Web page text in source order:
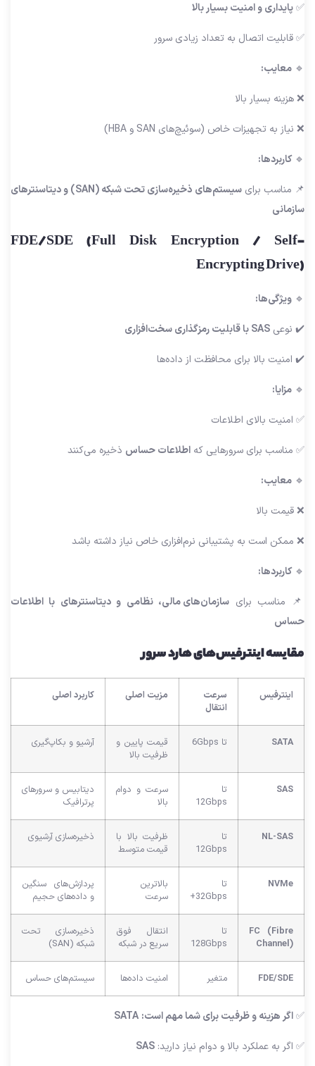
✅پایداری و امنیت بسیار بالا
✅ قابلیت اتصال به تعداد زیادی سرور
🔹 معایب:
❌ هزینه بسیار بالا
❌ نیاز به تجهیزات خاص (سوئیچ‌های SAN و HBA)
🔹 کاربردها:
📌 مناسب برای
سیستم‌های ذخیره‌سازی تحت شبکه (SAN) و دیتاسنترهای
سازمانی
FDE/SDE (Full Disk Encryption / Self-
Encrypting Drive)
🔹 ویژگی‌ها:
✔️ نوعی SAS با قابلیت رمزگذاری سخت‌افزاری
✔️ امنیت بالا برای محافظت از داده‌ها
🔹 مزایا:
✅ امنیت بالای اطلاعات
✅ مناسب برای سرورهایی که اطلاعات حساسذخیره می‌کنند
🔹 معایب:
❌ قیمت بالا
❌ ممکن است به پشتیبانی نرم‌افزاری خاص نیاز داشته باشد
🔹 کاربردها:
📌 مناسب برای سازمان‌های مالی، نظامی و دیتاسنترهای با اطلاعات
حساس
مقایسه اینترفیس‌های هارد سرور
اینترفیس
سرعت
انتقال
مزیت اصلی کاربرد اصلی
SATA تا 6Gbps
قیمت پایین و
ظرفیت بالا
آرشیو و بکاپ‌گیری
SAS
تا
12Gbps
سرعت و دوام
بالا
دیتابیس و سرورهای
پرترافیک
NL-SAS
تا
12Gbps
ظرفیت بالا با
قیمت متوسط
ذخیره‌سازی آرشیوی
NVMe
تا
32Gbps+
بالاترین
سرعت
پردازش‌های سنگین
و داده‌های حجیم
FC (Fibre
Channel)
تا
128Gbps
انتقال فوق
سریع در شبکه
ذخیره‌سازی تحت
شبکه (SAN)
FDE/SDE متغیر امنیت داده‌ها سیستم‌های حساس
✅اگر هزینه و ظرفیت برای شما مهم است: SATA
✅ اگر به عملکرد بالا و دوام نیاز دارید: SAS